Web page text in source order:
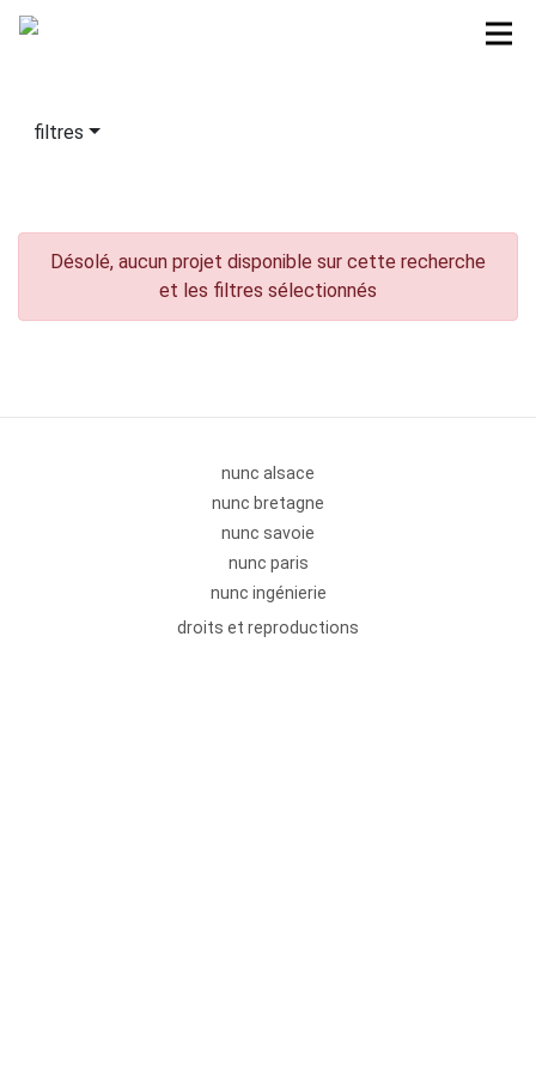
filtres
Désolé, aucun projet disponible sur cette recherche
et les filtres sélectionnés
nunc alsace
nunc bretagne
nunc savoie
nunc paris
nunc ingénierie
droits et reproductions